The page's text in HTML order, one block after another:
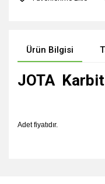
Ürün Bilgisi
JOTA
Adet fiyatıdır.